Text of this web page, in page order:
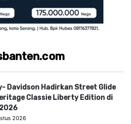
Davidson Hadirkan Street Glide
Classie Liberty Edition di
2026